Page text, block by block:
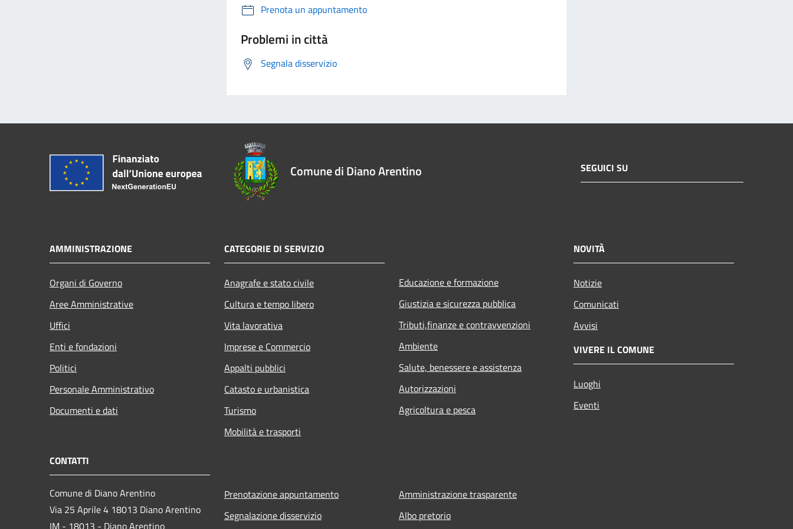
Prenota un appuntamento
Problemi in città
Segnala disservizio
Comune di Diano Arentino SEGUICI SU
AMMINISTRAZIONE
Organi di Governo
Aree Amministrative
Uffici
Enti e fondazioni
Politici
Personale Amministrativo
Documenti e dati
CATEGORIE DI SERVIZIO
Anagrafe e stato civile
Cultura e tempo libero
Vita lavorativa
Imprese e Commercio
Appalti pubblici
Catasto e urbanistica
Turismo
Mobilità e trasporti
Educazione e formazione
Giustizia e sicurezza pubblica
Tributi,finanze e contravvenzioni
Ambiente
Salute, benessere e assistenza
Autorizzazioni
Agricoltura e pesca
NOVITÀ
Notizie
Comunicati
Avvisi
VIVERE IL COMUNE
Luoghi
Eventi
CONTATTI
Comune di Diano Arentino
Via 25 Aprile 4 18013 Diano Arentino
IM - 18013 - Diano Arentino
Prenotazione appuntamento
Segnalazione disservizio
Amministrazione trasparente
Albo pretorio